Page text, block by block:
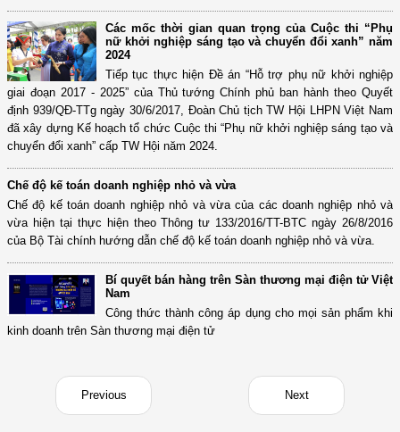
Các mốc thời gian quan trọng của Cuộc thi “Phụ
nữ khởi nghiệp sáng tạo và chuyển đổi xanh” năm
2024
Tiếp tục thực hiện Đề án “Hỗ trợ phụ nữ khởi nghiệp
giai đoạn 2017 - 2025” của Thủ tướng Chính phủ ban hành theo Quyết
định 939/QĐ-TTg ngày 30/6/2017, Đoàn Chủ tịch TW Hội LHPN Việt Nam
đã xây dựng Kế hoạch tổ chức Cuộc thi “Phụ nữ khởi nghiệp sáng tạo và
chuyển đổi xanh” cấp TW Hội năm 2024.
Chế độ kế toán doanh nghiệp nhỏ và vừa
Chế độ kế toán doanh nghiệp nhỏ và vừa của các doanh nghiệp nhỏ và
vừa hiện tại thực hiện theo Thông tư 133/2016/TT-BTC ngày 26/8/2016
của Bộ Tài chính hướng dẫn chế độ kế toán doanh nghiệp nhỏ và vừa.
Bí quyết bán hàng trên Sàn thương mại điện tử Việt
Nam
Công thức thành công áp dụng cho mọi sản phẩm khi
kinh doanh trên Sàn thương mại điện tử
Previous Next